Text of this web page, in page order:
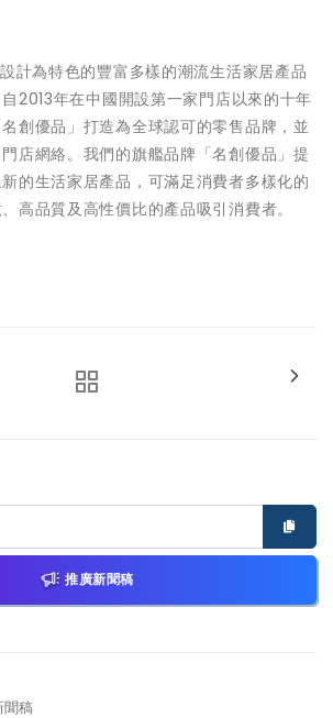
計為特色的豐富多樣的潮流生活家居產品
2013年在中國開設第一家門店以來的十年
創優品」打造為全球認可的零售品牌，並
店網絡。我們的旗艦品牌「名創優品」提
的生活家居產品，可滿足消費者多樣化的
高品質及高性價比的產品吸引消費者。
推廣新聞稿
聞稿